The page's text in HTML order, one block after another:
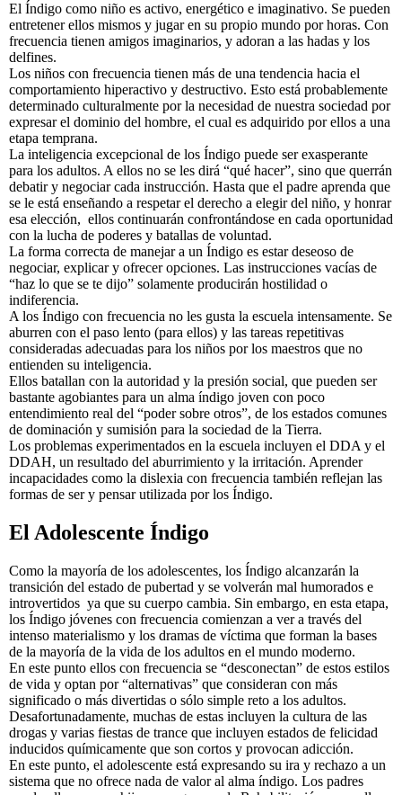
El Índigo como niño es activo, energético e imaginativo. Se pueden
entretener ellos mismos y jugar en su propio mundo por horas. Con
frecuencia tienen amigos imaginarios, y adoran a las hadas y los
delfines.
Los niños con frecuencia tienen más de una tendencia hacia el
comportamiento hiperactivo y destructivo. Esto está probablemente
determinado culturalmente por la necesidad de nuestra sociedad por
expresar el dominio del hombre, el cual es adquirido por ellos a una
etapa temprana.
La inteligencia excepcional de los Índigo puede ser exasperante
para los adultos. A ellos no se les dirá “qué hacer”, sino que querrán
debatir y negociar cada instrucción. Hasta que el padre aprenda que
se le está enseñando a respetar el derecho a elegir del niño, y honrar
esa elección, ellos continuarán confrontándose en cada oportunidad
con la lucha de poderes y batallas de voluntad.
La forma correcta de manejar a un Índigo es estar deseoso de
negociar, explicar y ofrecer opciones. Las instrucciones vacías de
“haz lo que se te dijo” solamente producirán hostilidad o
indiferencia.
A los Índigo con frecuencia no les gusta la escuela intensamente. Se
aburren con el paso lento (para ellos) y las tareas repetitivas
consideradas adecuadas para los niños por los maestros que no
entienden su inteligencia.
Ellos batallan con la autoridad y la presión social, que pueden ser
bastante agobiantes para un alma índigo joven con poco
entendimiento real del “poder sobre otros”, de los estados comunes
de dominación y sumisión para la sociedad de la Tierra.
Los problemas experimentados en la escuela incluyen el DDA y el
DDAH, un resultado del aburrimiento y la irritación. Aprender
incapacidades como la dislexia con frecuencia también reflejan las
formas de ser y pensar utilizada por los Índigo.
El Adolescente Índigo
Como la mayoría de los adolescentes, los Índigo alcanzarán la
transición del estado de pubertad y se volverán mal humorados e
introvertidos ya que su cuerpo cambia. Sin embargo, en esta etapa,
los Índigo jóvenes con frecuencia comienzan a ver a través del
intenso materialismo y los dramas de víctima que forman la bases
de la mayoría de la vida de los adultos en el mundo moderno.
En este punto ellos con frecuencia se “desconectan” de estos estilos
de vida y optan por “alternativas” que consideran con más
significado o más divertidas o sólo simple reto a los adultos.
Desafortunadamente, muchas de estas incluyen la cultura de las
drogas y varias fiestas de trance que incluyen estados de felicidad
inducidos químicamente que son cortos y provocan adicción.
En este punto, el adolescente está expresando su ira y rechazo a un
sistema que no ofrece nada de valor al alma índigo. Los padres